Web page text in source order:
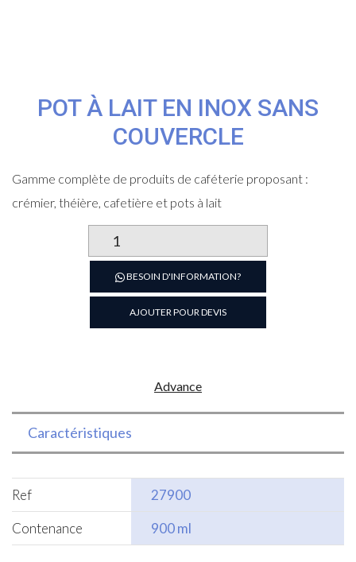
POT À LAIT EN INOX SANS
COUVERCLE
Gamme complète de produits de caféterie proposant :
crémier, théière, cafetière et pots à lait
de
Pot
à
lait
en
couvercle
BESOIN D'INFORMATION?
AJOUTER POUR DEVIS
Advance
Caractéristiques
Ref
27900
Contenance
900 ml